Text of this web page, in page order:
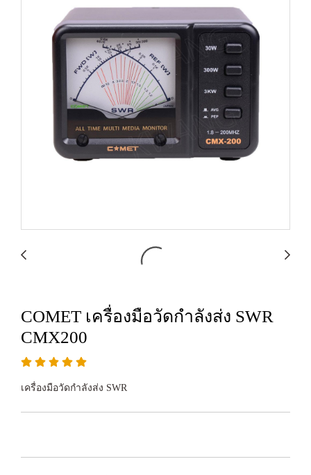
COMET เครื่องมือวัดกำลังส่ง SWR
CMX200
เครื่องมือวัดกำลังส่ง SWR